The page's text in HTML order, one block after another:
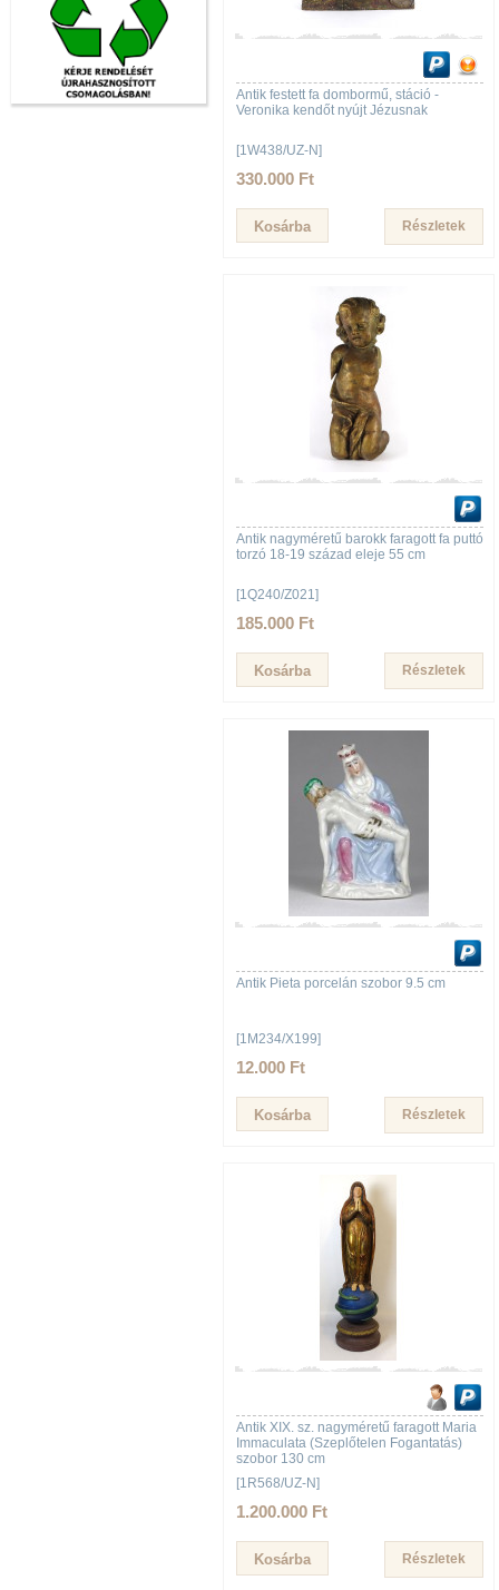
Antik festett fa dombormű, stáció -
Veronika kendőt nyújt Jézusnak
[1W438/UZ-N]
330.000 Ft
Részletek
Antik nagyméretű barokk faragott fa puttó
torzó 18-19 század eleje 55 cm
[1Q240/Z021]
185.000 Ft
Részletek
Antik Pieta porcelán szobor 9.5 cm
[1M234/X199]
12.000 Ft
Részletek
Antik XIX. sz. nagyméretű faragott Maria
Immaculata (Szeplőtelen Fogantatás)
szobor 130 cm
[1R568/UZ-N]
1.200.000 Ft
Részletek